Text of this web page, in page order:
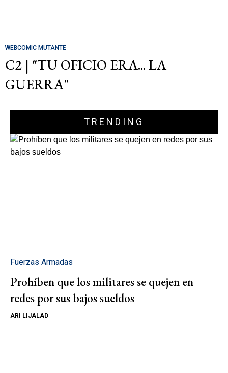
WEBCOMIC MUTANTE
C2 | "TU OFICIO ERA... LA
GUERRA"
TRENDING
Fuerzas Armadas
Prohíben que los militares se quejen en
redes por sus bajos sueldos
ARI LIJALAD